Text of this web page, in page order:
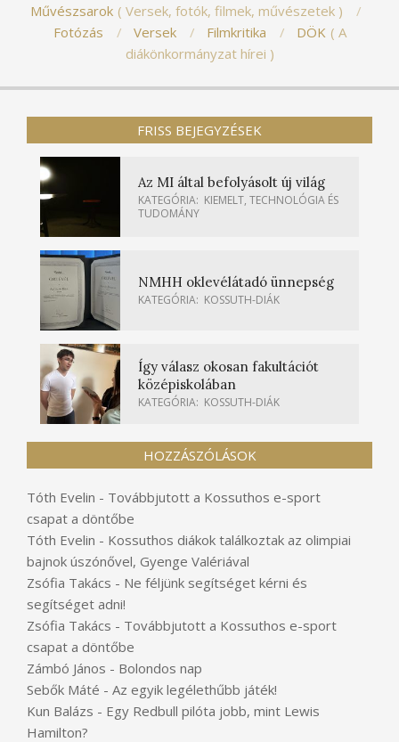
Művészsarok
Versek, fotók, filmek, művészetek
Fotózás
Versek Filmkritika DÖK
A
diákönkormányzat hírei
FRISS BEJEGYZÉSEK
Az MI által befolyásolt új világ
KATEGÓRIA: KIEMELT, TECHNOLÓGIA ÉS
TUDOMÁNY
NMHH oklevélátadó ünnepség
KATEGÓRIA: KOSSUTH-DIÁK
Így válasz okosan fakultációt
középiskolában
KATEGÓRIA: KOSSUTH-DIÁK
HOZZÁSZÓLÁSOK
Tóth Evelin - Továbbjutott a Kossuthos e-sport
csapat a döntőbe
Tóth Evelin - Kossuthos diákok találkoztak az olimpiai
bajnok úszónővel, Gyenge Valériával
Zsófia Takács - Ne féljünk segítséget kérni és
segítséget adni!
Zsófia Takács - Továbbjutott a Kossuthos e-sport
csapat a döntőbe
Zámbó János - Bolondos nap
Sebők Máté - Az egyik legélethűbb játék!
Kun Balázs - Egy Redbull pilóta jobb, mint Lewis
Hamilton?